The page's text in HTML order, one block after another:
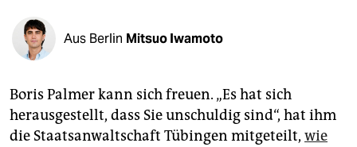
shop
fragen & hilfe
unterstützen
abo
Aus Berlin Mitsuo Iwamoto
Boris Palmer kann sich freuen. „Es hat sich
herausgestellt, dass Sie unschuldig sind“, hat ihm
die Staatsanwaltschaft Tübingen mitgeteilt, wie